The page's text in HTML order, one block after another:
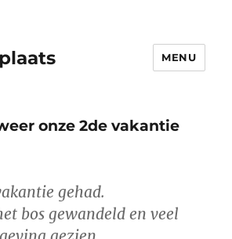
MENU
onze 2de vakantie
gehad.
bos gewandeld en veel